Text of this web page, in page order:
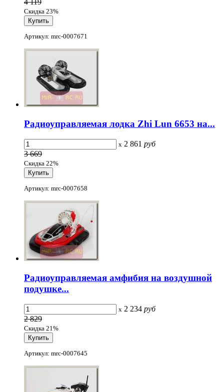
4 119
Скидка 23%
Артикул: mrc-0007671
Радиоуправляемая лодка Zhi Lun 6653 на...
x 2 861 руб
3 669
Скидка 22%
Артикул: mrc-0007658
Радиоуправляемая амфибия на воздушной
подушке...
x 2 234 руб
2 829
Скидка 21%
Артикул: mrc-0007645